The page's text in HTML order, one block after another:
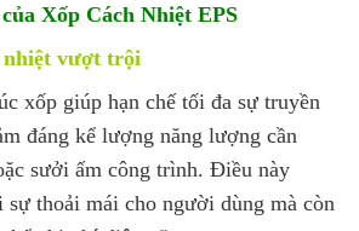
Xốp Cách Nhiệt EPS
nhiệt vượt trội
xốp giúp hạn chế tối đa sự truyền
đáng kể lượng năng lượng cần
sưởi ấm công trình. Điều này
sự thoải mái cho người dùng mà còn